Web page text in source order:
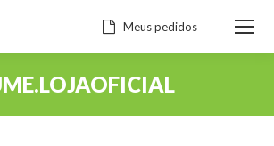
Meus pedidos